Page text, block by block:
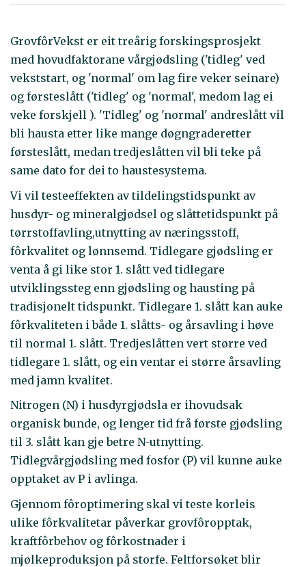
GrovfôrVekst er eit treårig forskingsprosjekt
med hovudfaktorane vårgjødsling ('tidleg' ved
vekststart, og 'normal' om lag fire veker seinare)
og førsteslått ('tidleg' og 'normal', medom lag ei
veke forskjell ). 'Tidleg' og 'normal' andreslått vil
bli hausta etter like mange døgngraderetter
førsteslått, medan tredjeslåtten vil bli teke på
same dato for dei to haustesystema.
Vi vil testeeffekten av tildelingstidspunkt av
husdyr- og mineralgjødsel og slåttetidspunkt på
tørrstoffavling,utnytting av næringsstoff,
fôrkvalitet og lønnsemd. Tidlegare gjødsling er
venta å gi like stor 1. slått ved tidlegare
utviklingssteg enn gjødsling og hausting på
tradisjonelt tidspunkt. Tidlegare 1. slått kan auke
fôrkvaliteten i både 1. slåtts- og årsavling i høve
til normal 1. slått. Tredjeslåtten vert større ved
tidlegare 1. slått, og ein ventar ei større årsavling
med jamn kvalitet.
Nitrogen (N) i husdyrgjødsla er ihovudsak
organisk bunde, og lenger tid frå første gjødsling
til 3. slått kan gje betre N-utnytting.
Tidlegvårgjødsling med fosfor (P) vil kunne auke
opptaket av P i avlinga.
Gjennom fôroptimering skal vi teste korleis
ulike fôrkvalitetar påverkar grovfôropptak,
kraftfôrbehov og fôrkostnader i
mjølkeproduksjon på storfe. Feltforsøket blir